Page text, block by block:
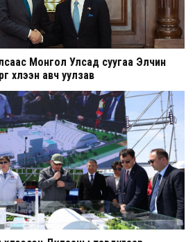
Монгол Улсад суугаа Элчин
хүлээн авч уулзав